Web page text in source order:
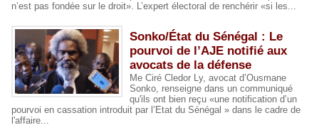
n’est pas fondée sur le droit». L’expert électoral de renchérir «si les...
Sonko/État du Sénégal : Le
pourvoi de l’AJE notifié aux
avocats de la défense
Me Ciré Cledor Ly, avocat d’Ousmane
Sonko, renseigne dans un communiqué
qu'ils ont bien reçu «une notification d’un
pourvoi en cassation introduit par l’Etat du Sénégal » dans le cadre de
l'affaire...